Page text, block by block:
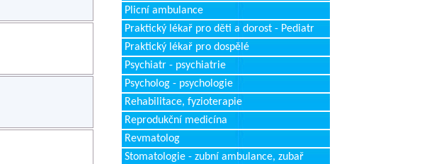
Plicní ambulance
Praktický lékař pro děti a dorost - Pediatr
Praktický lékař pro dospělé
Psychiatr - psychiatrie
Psycholog - psychologie
Rehabilitace, fyzioterapie
Reprodukční medicína
Revmatolog
Stomatologie - zubní ambulance, zubař